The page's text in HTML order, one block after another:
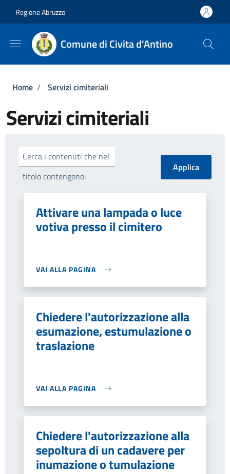
Regione Abruzzo
Comune di Civita d'Antino
Briciole di pane
Home / Servizi cimiteriali
Servizi cimiteriali
Cerca i contenuti che nel
titolo contengono:
Attivare una lampada o luce
votiva presso il cimitero
VAI ALLA PAGINA
Chiedere l'autorizzazione alla
esumazione, estumulazione o
traslazione
VAI ALLA PAGINA
Chiedere l'autorizzazione alla
sepoltura di un cadavere per
inumazione o tumulazione